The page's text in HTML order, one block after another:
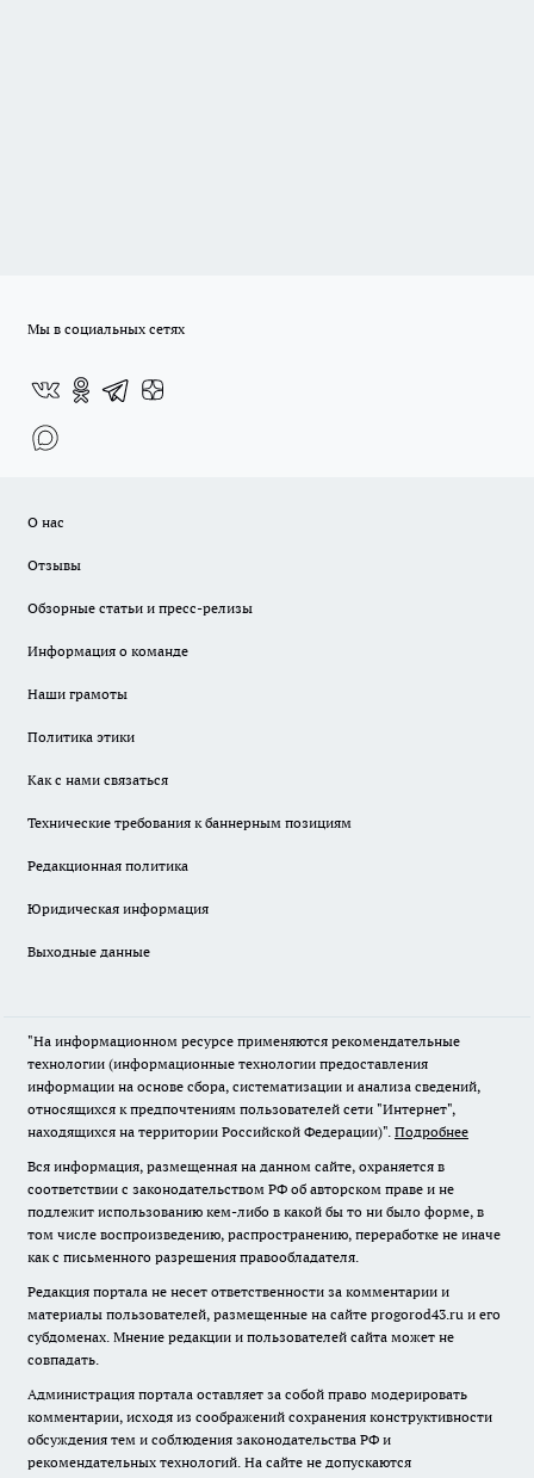
Мы в социальных сетях
О нас
Отзывы
Обзорные статьи и пресс-релизы
Информация о команде
Наши грамоты
Политика этики
Как с нами связаться
Технические требования к баннерным позициям
Редакционная политика
Юридическая информация
Выходные данные
"На информационном ресурсе применяются рекомендательные
технологии (информационные технологии предоставления
информации на основе сбора, систематизации и анализа сведений,
относящихся к предпочтениям пользователей сети "Интернет",
находящихся на территории Российской Федерации)". Подробнее
Вся информация, размещенная на данном сайте, охраняется в
соответствии с законодательством РФ об авторском праве и не
подлежит использованию кем-либо в какой бы то ни было форме, в
том числе воспроизведению, распространению, переработке не иначе
как с письменного разрешения правообладателя.
Редакция портала не несет ответственности за комментарии и
материалы пользователей, размещенные на сайте progorod43.ru и его
субдоменах. Мнение редакции и пользователей сайта может не
совпадать.
Администрация портала оставляет за собой право модерировать
комментарии, исходя из соображений сохранения конструктивности
обсуждения тем и соблюдения законодательства РФ и
рекомендательных технологий. На сайте не допускаются